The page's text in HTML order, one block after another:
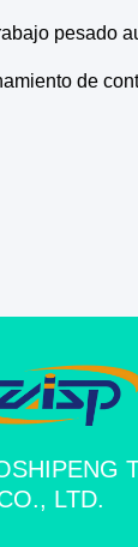
pesado
de
LTD.